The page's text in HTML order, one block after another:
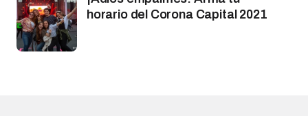
horario del Corona Capital 2021